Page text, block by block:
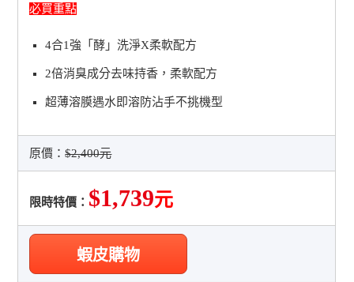
必買重點
4合1強「酵」洗淨X柔軟配方
2倍消臭成分去味持香，柔軟配方
超薄溶膜遇水即溶防沾手不挑機型
原價：$2,400元
限時特價： $1,739元
蝦皮購物